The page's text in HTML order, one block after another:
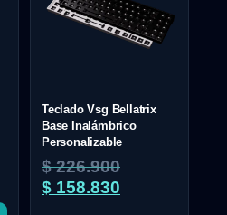
Teclado Vsg Bellatrix
Base Inalámbrico
Personalizable
$226.900
$ 158.830